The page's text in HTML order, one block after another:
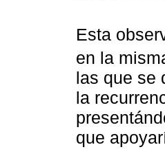
Esta
en la
las que se
la
que